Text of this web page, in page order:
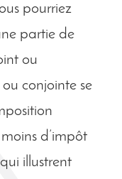
pourriez
partie de
ou
conjointe se
d’impôt
illustrent